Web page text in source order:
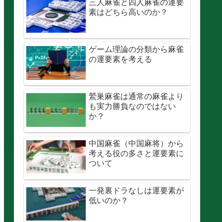
三人麻雀と四人麻雀の運要
素はどちら高いのか？
ゲーム理論の分類から麻雀
の運要素を考える
鷲巣麻雀は通常の麻雀より
も実力勝負なのではない
か？
中国麻雀（中国麻将）から
考える役の多さと運要素に
ついて
一発裏ドラなしは運要素が
低いのか？